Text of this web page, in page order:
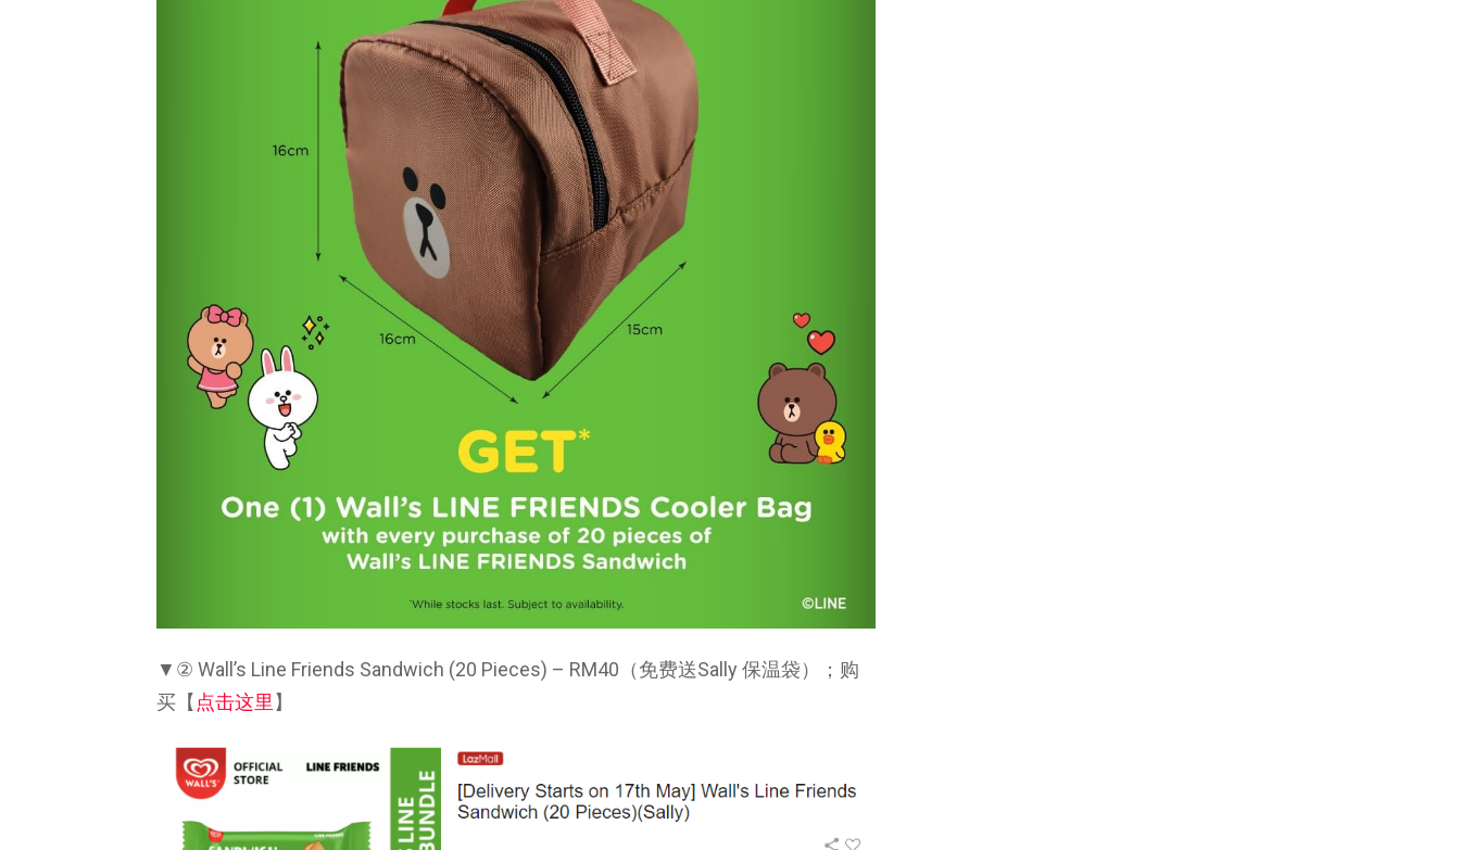
▼② Wall’s Line Friends Sandwich (20 Pieces) – RM40（免费送Sally 保温袋）；购
买【点击这里】